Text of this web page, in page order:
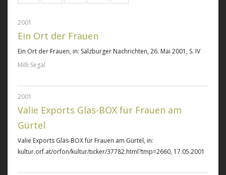
2001
Ein Ort der Frauen
Ein Ort der Frauen, in: Salzburger Nachrichten, 26. Mai 2001, S. IV
Milli Segal
2001
Valie Exports Glas-BOX für Frauen am
Gürtel
Valie Exports Glas-BOX für Frauen am Gürtel, in:
kultur.orf.at/orfon/kultur/ticker/37782.html?tmp=2660, 17.05.2001